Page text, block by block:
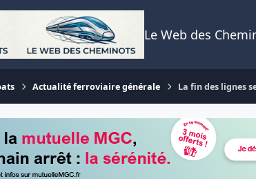
Le Web des
Actualité ferroviaire générale La fin des lignes